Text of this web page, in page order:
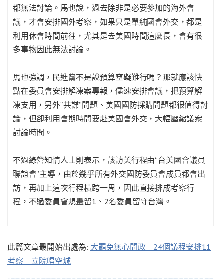
都無法討論。馬也說，過去除非是必要參加的海外會
議，才會安排國外考察，如果只是單純國會外交，都是
利用休會時間前往，尤其是去美國時間這麼長，會有很
多事物因此無法討論。
馬也強調，民進黨不是說預算窒礙難行嗎？那就應該快
點在委員會安排解凍案專報，儘速安排會議，把預算解
凍支用，另外“共諜”問題、美國國防採購問題都很值得討
論，但卻利用會期時間要赴美國會外交，大幅壓縮議案
討論時間。
不過綠營知情人士則表示，該訪美行程由“台美國會議員
聯誼會”主導，由於幾乎所有外交國防委員會成員都會出
訪，再加上這次行程橫跨一周，因此直接排成考察行
程，不過委員會規畫留1、2名委員留守台灣。
此篇文章最開始出處為: 大罷免無心問政 24個議程安排11
考察 立院唱空城